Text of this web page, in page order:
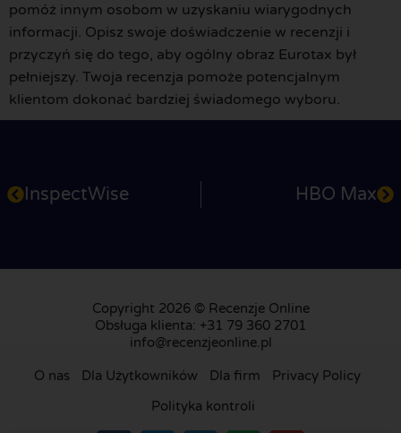
pomóż innym osobom w uzyskaniu wiarygodnych
informacji. Opisz swoje doświadczenie w recenzji i
przyczyń się do tego, aby ogólny obraz Eurotax był
pełniejszy. Twoja recenzja pomoże potencjalnym
klientom dokonać bardziej świadomego wyboru.
InspectWise HBO Max
Copyright 2026 © Recenzje Online
Obsługa klienta: +31 79 360 2701
info@recenzjeonline.pl
O nas Dla Użytkowników Dla firm
Privacy Policy
Polityka kontroli